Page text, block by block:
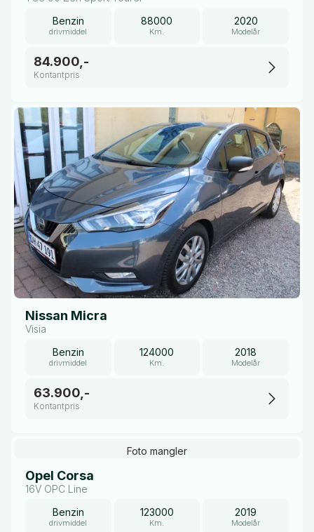
Benzin
drivmiddel
88000
Km.
2020
Modelår
84.900,-
Kontantpris
Nissan Micra
Visia
Benzin
drivmiddel
124000
Km.
2018
Modelår
63.900,-
Kontantpris
Foto mangler
Opel Corsa
16V OPC Line
Benzin
drivmiddel
123000
Km.
2019
Modelår